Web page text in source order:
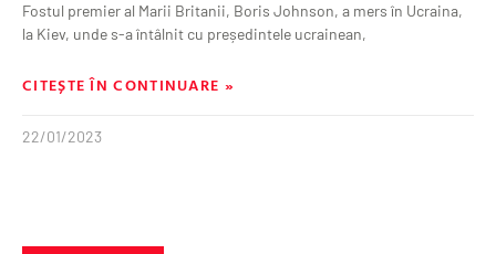
Fostul premier al Marii Britanii, Boris Johnson, a mers în Ucraina,
la Kiev, unde s-a întâlnit cu președintele ucrainean,
CITEȘTE ÎN CONTINUARE »
22/01/2023